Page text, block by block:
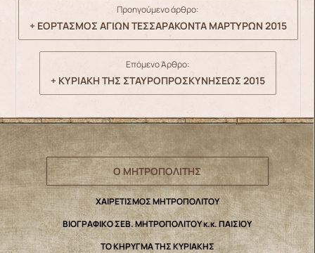
Προηγούμενο άρθρο:
+ ΕΟΡΤΑΣΜΟΣ ΑΓΙΩΝ ΤΕΣΣΑΡΑΚΟΝΤΑ ΜΑΡΤΥΡΩΝ 2015
Επόμενο Άρθρο:
+ ΚΥΡΙΑΚΗ ΤΗΣ ΣΤΑΥΡΟΠΡΟΣΚΥΝΗΣΕΩΣ 2015
Ο ΜΗΤΡΟΠΟΛΙΤΗΣ
ΧΑΙΡΕΤΙΣΜΟΣ ΜΗΤΡΟΠΟΛΙΤΟΥ
ΒΙΟΓΡΑΦΙΚΟ ΣΕΒ. ΜΗΤΡΟΠΟΛΙΤΟΥ κ.κ. ΠΑΙΣΙΟΥ
ΤΟ ΚΗΡΥΓΜΑ ΤΗΣ ΚΥΡΙΑΚΗΣ